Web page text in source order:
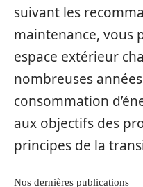
suivant les
maintenance, vous
espace extérieur
nombreuses
consommation
aux objectifs des
principes de la
Nos dernières publications